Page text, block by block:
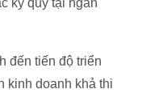
ký quỹ tại ngân
đến tiến độ triển
kinh doanh khả thi